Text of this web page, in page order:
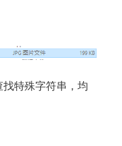
特殊字符串，均